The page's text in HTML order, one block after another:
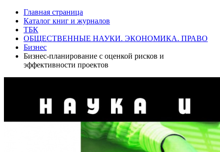
Главная страница
Каталог книг и журналов
ТБК
ОБЩЕСТВЕННЫЕ НАУКИ. ЭКОНОМИКА. ПРАВО
Бизнес
Бизнес-планирование с оценкой рисков и
эффективности проектов